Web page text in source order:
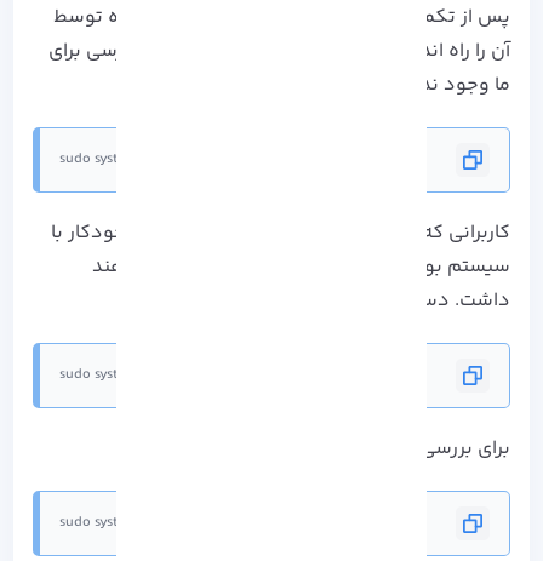
پس از تکمیل فرآیند، نیاز است سرویس ایجاد شده توسط
آن را راه اندازی کنید. بدون راه اندازی امکان دسترسی برای
ما وجود ندارد:
sudo systemctl start code-server@$USER
کاربرانی که قصد دارند این سرویس را به صورت خودکار با
سیستم بوت شروع کنند، نیاز به فعال سازی خواهند
داشت. دستور عمل فعال سازی :
sudo systemctl enable code-server@$USER
برای بررسی وضعیت دستور زیر را اجرا کنید:
sudo systemctl status code-server@$USER